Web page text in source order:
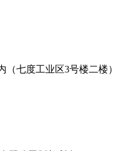
七度工业区3号楼二楼）